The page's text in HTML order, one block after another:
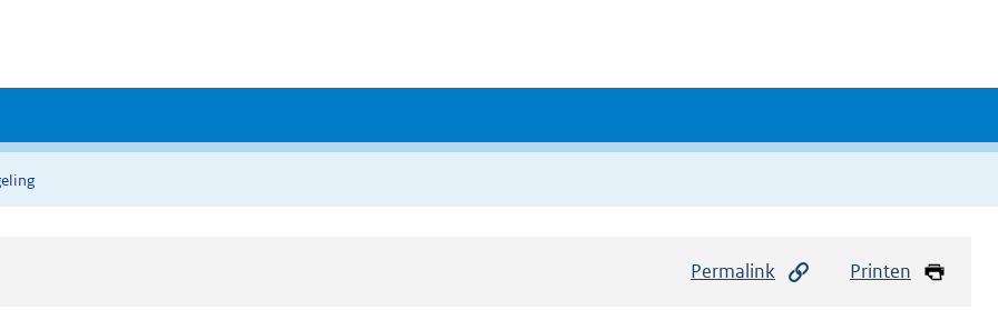
Permalink Printen